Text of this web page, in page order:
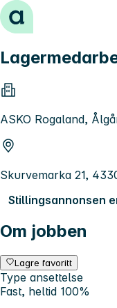
Hopp til innhold
ASKO Rogaland,
Skurvemarka 21,
Stillingsannonsen
Om jobben
Lagre favoritt
Type ansettelse
Fast, heltid 100%